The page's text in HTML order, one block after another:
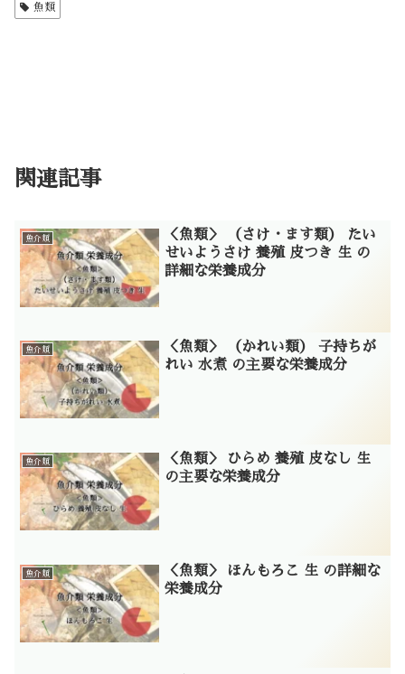
魚類
関連記事
魚介類
＜魚類＞ （さけ・ます類） たい
せいようさけ 養殖 皮つき 生 の
詳細な栄養成分
魚介類
＜魚類＞ （かれい類） 子持ちが
れい 水煮 の主要な栄養成分
魚介類
＜魚類＞ ひらめ 養殖 皮なし 生
の主要な栄養成分
魚介類
＜魚類＞ ほんもろこ 生 の詳細な
栄養成分